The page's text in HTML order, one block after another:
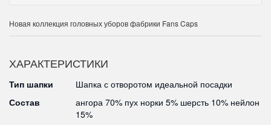
Новая коллекция головных уборов фабрики Fans Caps
ХАРАКТЕРИСТИКИ
Тип шапки
Шапка с отворотом идеальной посадки
Состав
ангора 70% пух норки 5% шерсть 10% нейлон
15%